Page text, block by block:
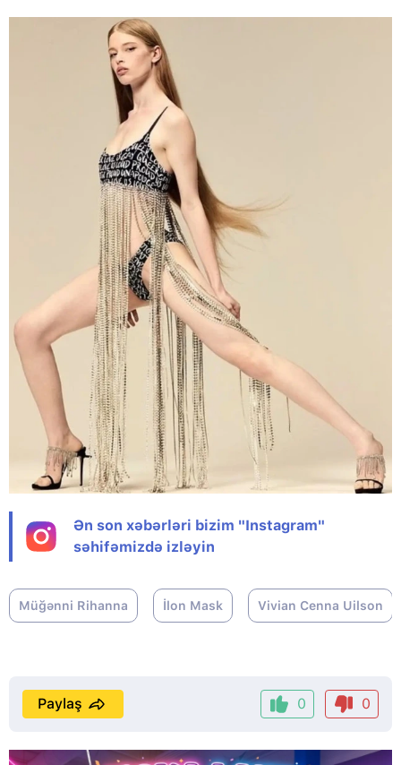
Ən son xəbərləri bizim "Instagram"
səhifəmizdə izləyin
Müğənni Rihanna İlon Mask Vivian Cenna Uilson
0 0
Paylaş